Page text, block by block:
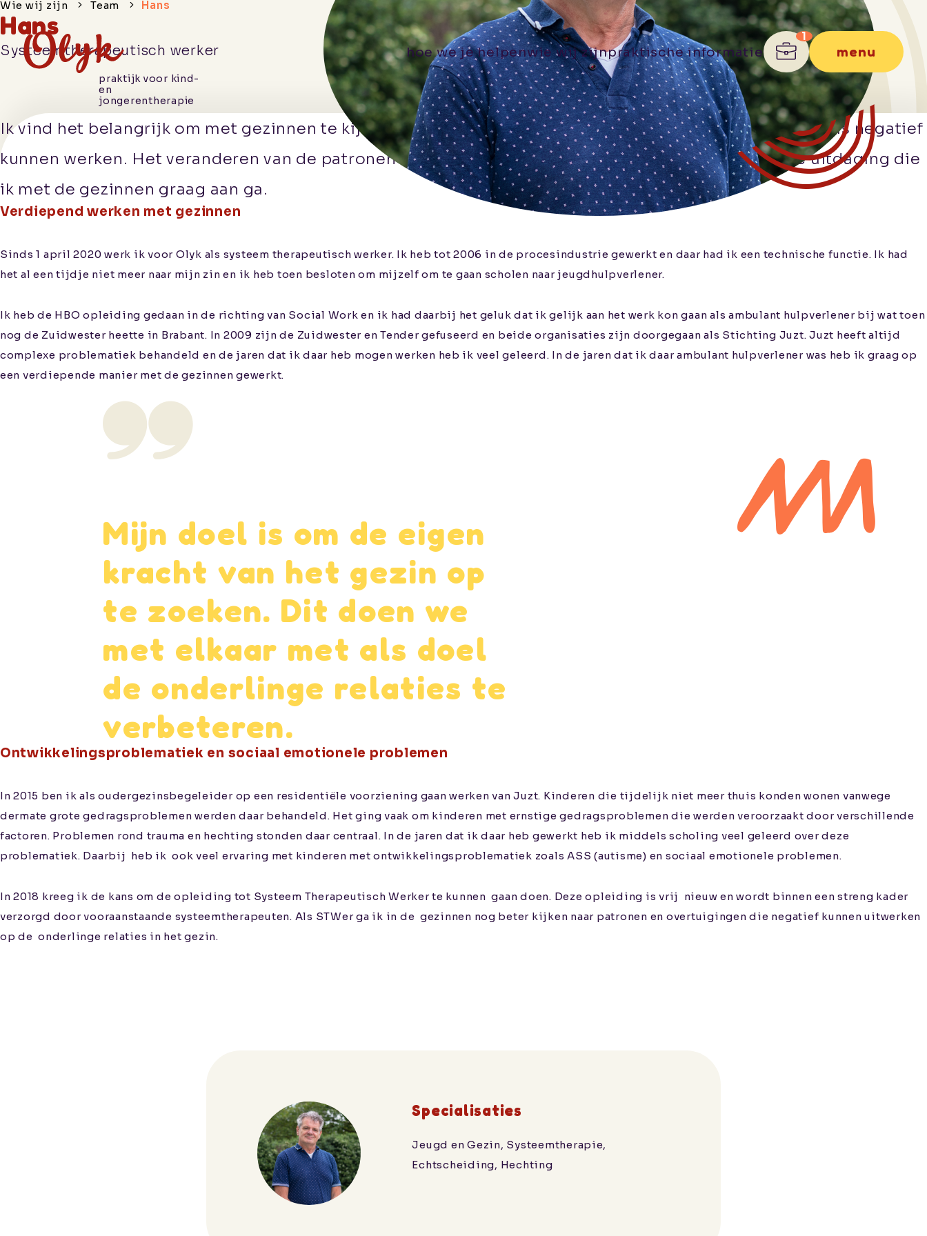
praktijk voor kind-
en
jongerentherapie
hoe we je helpenwie wij zijnpraktische informatie menu
Hoe we je
helpen
Wie wij
Praktische
Werken
bij
Kwaliteitswaarborging
Wie wij zijn Team Hans
Hans
Systeemtherapeutisch werker
Ik vind het belangrijk om met gezinnen te kijken welke patronen er in het gezin spelen en hoe deze soms negatief
kunnen werken. Het veranderen van de patronen en daarbij steeds het kind centraal te stellen is de uitdaging die
ik met de gezinnen graag aan ga.
Verdiepend werken met gezinnen
Sinds 1 april 2020 werk ik voor Olyk als systeem therapeutisch werker. Ik heb tot 2006 in de procesindustrie gewerkt en daar had ik een technische functie. Ik had
het al een tijdje niet meer naar mijn zin en ik heb toen besloten om mijzelf om te gaan scholen naar jeugdhulpverlener.
Ik heb de HBO opleiding gedaan in de richting van Social Work en ik had daarbij het geluk dat ik gelijk aan het werk kon gaan als ambulant hulpverlener bij wat toen
nog de Zuidwester heette in Brabant. In 2009 zijn de Zuidwester en Tender gefuseerd en beide organisaties zijn doorgegaan als Stichting Juzt. Juzt heeft altijd
complexe problematiek behandeld en de jaren dat ik daar heb mogen werken heb ik veel geleerd. In de jaren dat ik daar ambulant hulpverlener was heb ik graag op
een verdiepende manier met de gezinnen gewerkt.
Mijn doel is om de eigen
kracht van het gezin op
te zoeken. Dit doen we
met elkaar met als doel
de onderlinge relaties te
verbeteren.
Ontwikkelingsproblematiek en sociaal emotionele problemen
In 2015 ben ik als oudergezinsbegeleider op een residentiële voorziening gaan werken van Juzt. Kinderen die tijdelijk niet meer thuis konden wonen vanwege
dermate grote gedragsproblemen werden daar behandeld. Het ging vaak om kinderen met ernstige gedragsproblemen die werden veroorzaakt door verschillende
factoren. Problemen rond trauma en hechting stonden daar centraal. In de jaren dat ik daar heb gewerkt heb ik middels scholing veel geleerd over deze
problematiek. Daarbij
heb ik ook veel ervaring met kinderen met ontwikkelingsproblematiek zoals ASS (autisme) en sociaal emotionele problemen.
In 2018 kreeg ik de kans om de opleiding tot Systeem Therapeutisch Werker te kunnen gaan doen. Deze opleiding is vrij
nieuw en wordt binnen een streng kader
verzorgd door vooraanstaande systeemtherapeuten. Als STWer ga ik in de gezinnen nog beter kijken naar patronen en overtuigingen die negatief kunnen uitwerken
op de onderlinge relaties in het gezin.
Specialisaties
Jeugd en Gezin, Systeemtherapie,
Echtscheiding, Hechting